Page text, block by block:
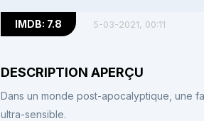
IMDB: 7.8 5-03-2021, 00:11
DESCRIPTION APERÇU
Dans un monde post-apocalyptique, une
ultra-sensible.